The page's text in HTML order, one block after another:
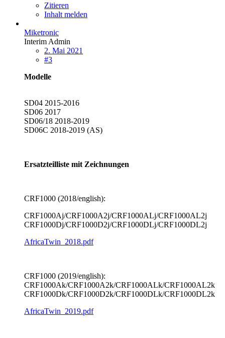
Zitieren
Inhalt melden
Miketronic
Interim Admin
2. Mai 2021
#3
Modelle
SD04 2015-2016
SD06 2017
SD06/18 2018-2019
SD06C 2018-2019 (AS)
Ersatzteilliste mit Zeichnungen
CRF1000 (2018/english):
CRF1000Aj/CRF1000A2j/CRF1000ALj/CRF1000AL2j
CRF1000Dj/CRF1000D2j/CRF1000DLj/CRF1000DL2j
AfricaTwin_2018.pdf
CRF1000 (2019/english):
CRF1000Ak/CRF1000A2k/CRF1000ALk/CRF1000AL2k
CRF1000Dk/CRF1000D2k/CRF1000DLk/CRF1000DL2k
AfricaTwin_2019.pdf